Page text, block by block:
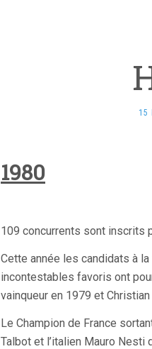
15
1980
109 concurrents sont inscrits
Cette année les candidats à
incontestables favoris ont
vainqueur en 1979 et Christian
Le Champion de France
Talbot et l’italien Mauro Nesti